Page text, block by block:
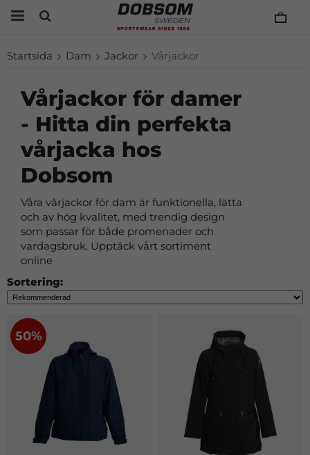
Startsida Dam Jackor Vårjackor
Vårjackor för damer
- Hitta din perfekta
vårjacka hos
Dobsom
Våra vårjackor för dam är funktionella, lätta
och av hög kvalitet, med trendig design
som passar för både promenader och
vardagsbruk. Upptäck vårt sortiment
online
Sortering:
50%